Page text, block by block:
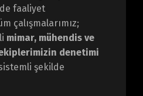
faaliyet
çalışmalarımız;
mimar, mühendis ve
denetimi
şekilde